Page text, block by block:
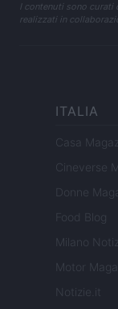
I contenuti sono curati
realizzati in
ITALIA
Casa
Cineverse
Donne
Food Blog
Milano
Motor
Notizie.it